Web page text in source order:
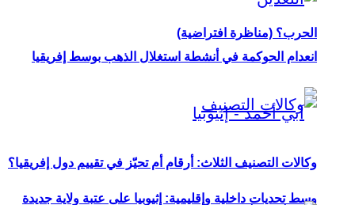
الحرب؟ (مناظرة افتراضية)
وسط تحديات داخلية وإقليمية: إثيوبيا على عتبة ولاية جديدة
انعدام الحوكمة في أنشطة استغلال الذهب بوسط إفريقيا
وكالات التصنيف الثلاث: أرقام أم تحيّز في تقييم دول إفريقيا؟